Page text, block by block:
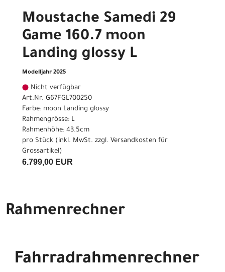
Moustache Samedi 29
Game 160.7 moon
Landing glossy L
Modelljahr 2025
Nicht verfügbar
Art.Nr. G67FGL700250
Farbe: moon Landing glossy
Rahmengrösse: L
Rahmenhöhe: 43.5cm
pro Stück (inkl. MwSt. zzgl. Versandkosten für
Grossartikel)
6.799,00 EUR
Rahmenrechner
Fahrradrahmenrechner